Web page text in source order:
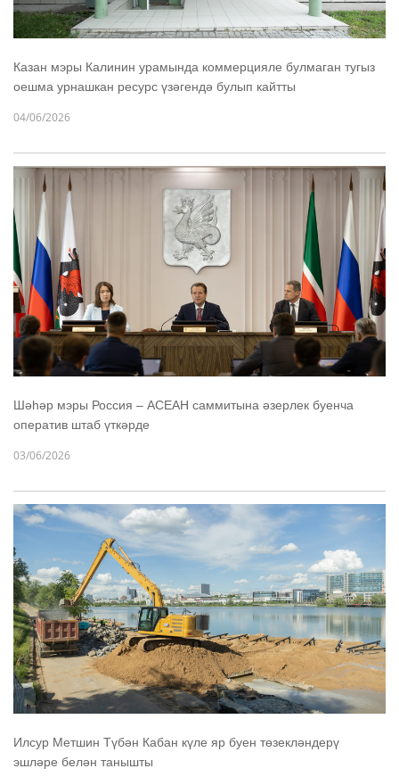
Казан мэры Калинин урамында коммерцияле булмаган тугыз
оешма урнашкан ресурс үзәгендә булып кайтты
04/06/2026
Шәһәр мэры Россия – АСЕАН саммитына әзерлек буенча
оператив штаб үткәрде
03/06/2026
Илсур Метшин Түбән Кабан күле яр буен төзекләндерү
эшләре белән танышты